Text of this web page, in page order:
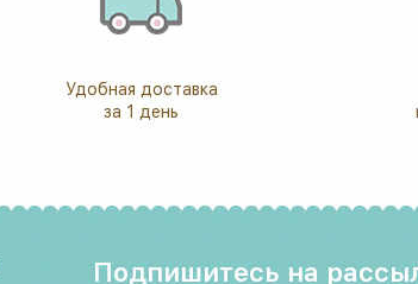
Удобная доставка
за 1 день
Подпишитесь на